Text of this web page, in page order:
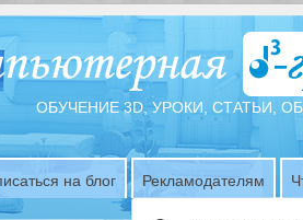
ОБУЧЕНИЕ 3D, УРОКИ, СТАТЬИ,
на блог Рекламодателям